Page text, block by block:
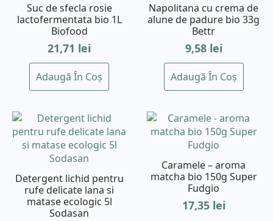
Suc de sfecla rosie
lactofermentata bio 1L
Biofood
21,71 lei
Adaugă În Coș
Napolitana cu crema de
alune de padure bio 33g
Bettr
9,58 lei
Adaugă În Coș
Detergent lichid pentru
rufe delicate lana si
matase ecologic 5l
Sodasan
Caramele – aroma
matcha bio 150g Super
Fudgio
17,35 lei